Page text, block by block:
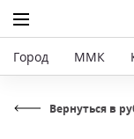
Город ММК
Вернуться в